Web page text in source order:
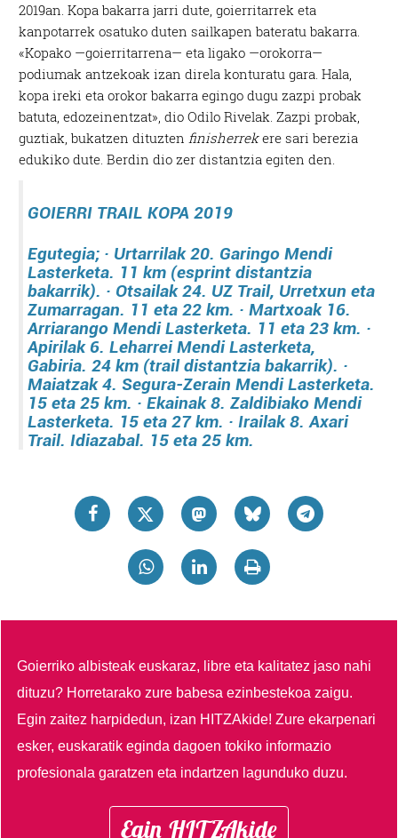
2019an. Kopa bakarra jarri dute, goierritarrek eta
kanpotarrek osatuko duten sailkapen bateratu bakarra.
«Kopako —goierritarrena— eta ligako —orokorra—
podiumak antzekoak izan direla konturatu gara. Hala,
kopa ireki eta orokor bakarra egingo dugu zazpi probak
batuta, edozeinentzat», dio Odilo Rivelak. Zazpi probak,
guztiak, bukatzen dituztenfinisherrekere sari berezia
edukiko dute. Berdin dio zer distantzia egiten den.
GOIERRI TRAIL KOPA 2019
Egutegia; · Urtarrilak 20. Garingo Mendi
Lasterketa. 11 km (esprint distantzia
bakarrik). · Otsailak 24. UZ Trail, Urretxun eta
Zumarragan. 11 eta 22 km. · Martxoak 16.
Arriarango Mendi Lasterketa. 11 eta 23 km. ·
Apirilak 6. Leharrei Mendi Lasterketa,
Gabiria. 24 km (trail distantzia bakarrik). ·
Maiatzak 4. Segura-Zerain Mendi Lasterketa.
15 eta 25 km. · Ekainak 8. Zaldibiako Mendi
Lasterketa. 15 eta 27 km. · Irailak 8. Axari
Trail. Idiazabal. 15 eta 25 km.
Goierriko albisteak euskaraz, libre eta kalitatez jaso nahi
dituzu? Horretarako zure babesa ezinbestekoa zaigu.
Egin zaitez harpidedun, izan HITZAkide!Zure ekarpenari
esker, euskaratik eginda dagoen tokiko informazio
profesionala garatzen eta indartzen lagunduko duzu.
Egin HITZAkide